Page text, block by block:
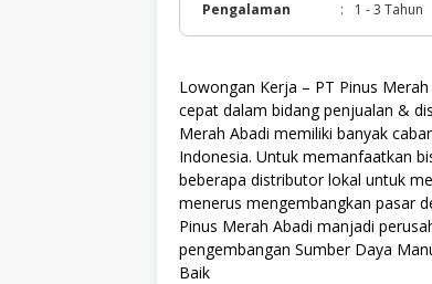
Pengalaman
: 1 - 3 Tahun
Lowongan Kerja – PT Pinus
cepat dalam bidang penjualan &
Merah Abadi memiliki banyak
Indonesia. Untuk memanfaatkan
beberapa distributor lokal untuk
menerus mengembangkan pasar
Pinus Merah Abadi manjadi
pengembangan Sumber Daya
Baik